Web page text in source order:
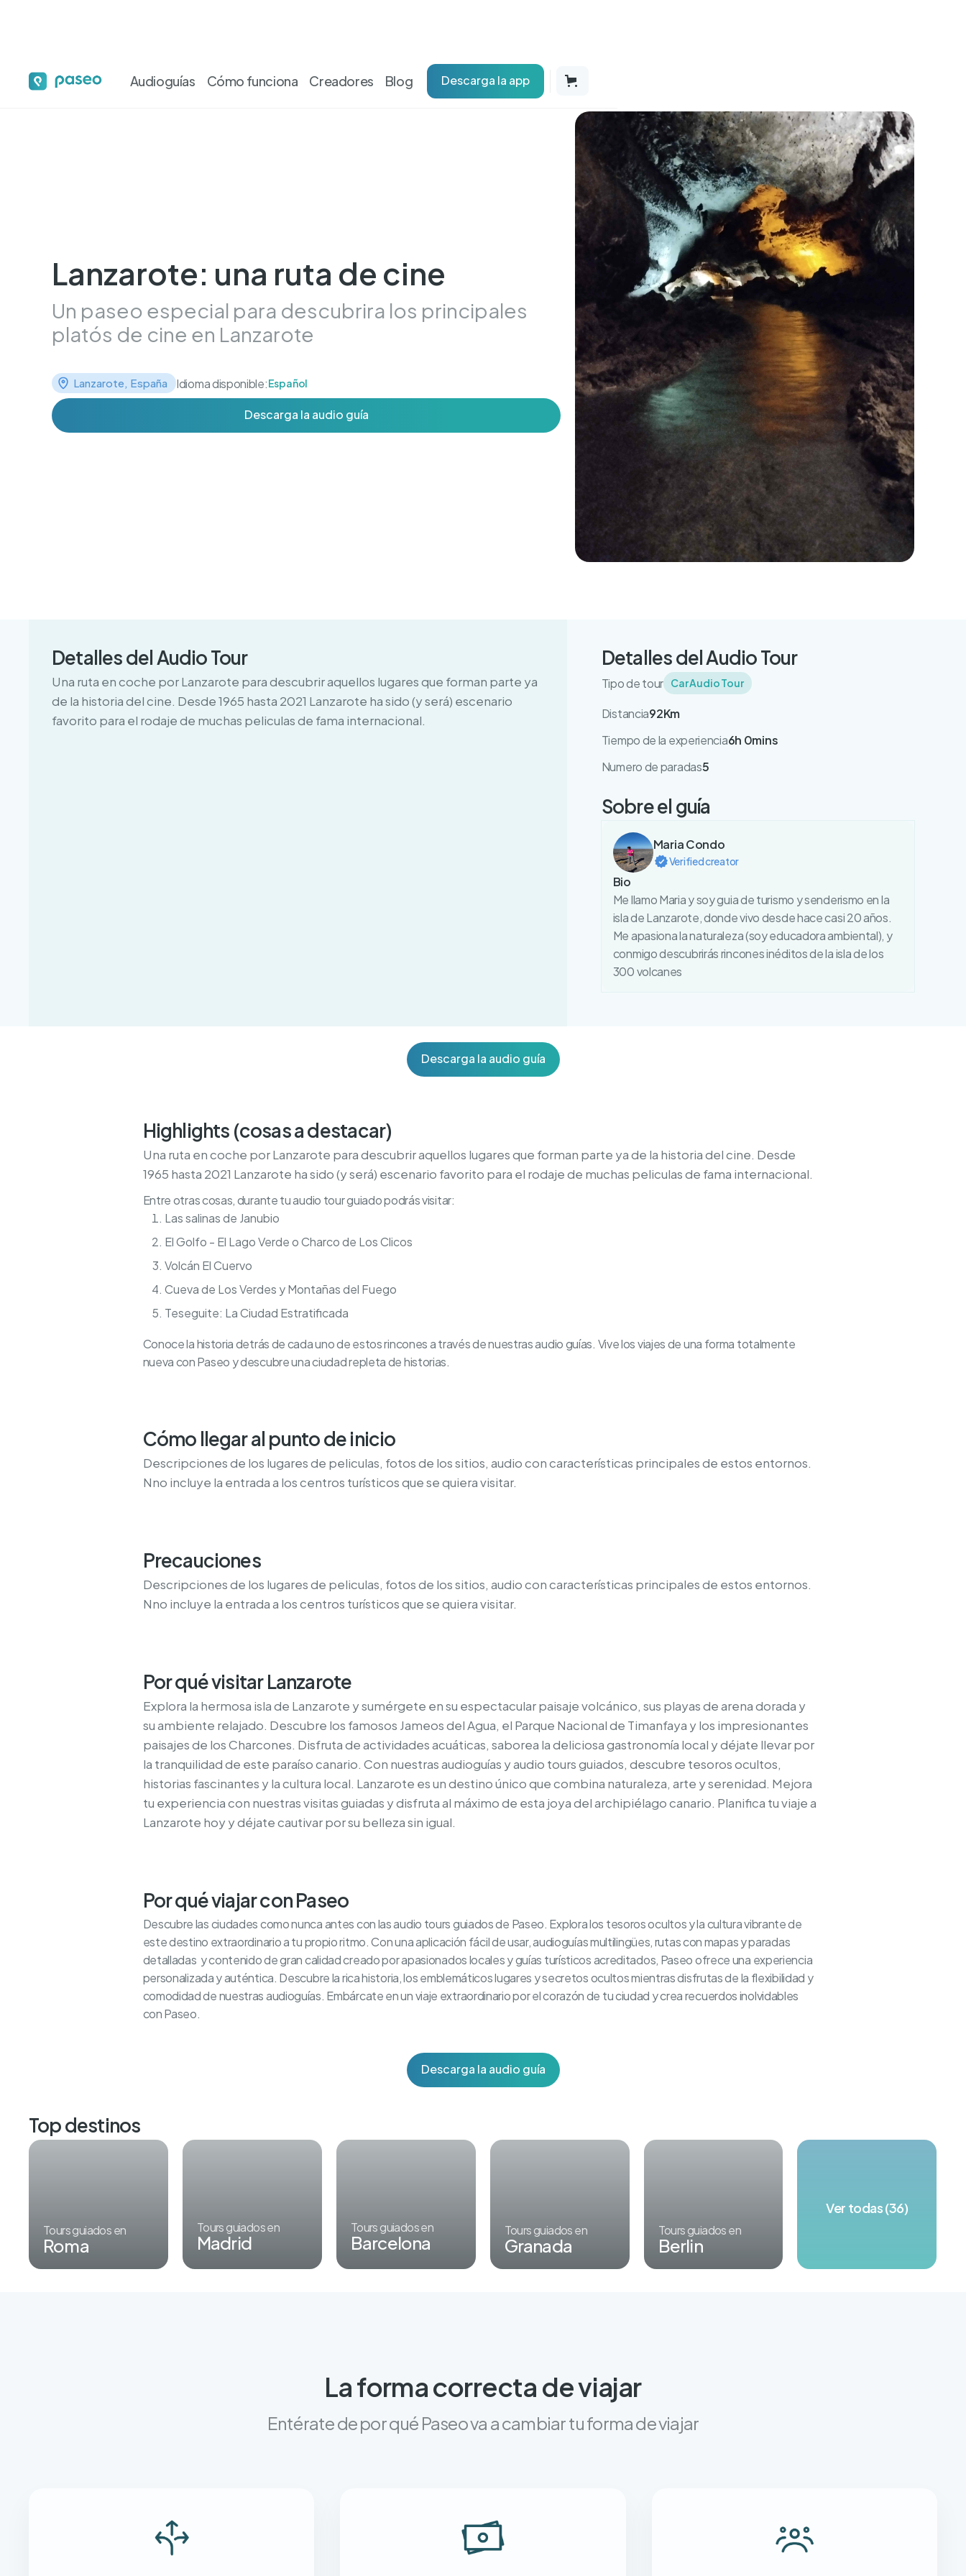
Audioguías Cómo funciona Creadores Blog Descarga la app
Lanzarote: una ruta de cine
Un paseo especial para descubrira los principales
platós de cine en Lanzarote
Lanzarote, España Idioma disponible:Español
Descarga la audio guía
Detalles del Audio Tour
Una ruta en coche por Lanzarote para descubrir aquellos lugares que forman parte ya
de la historia del cine. Desde 1965 hasta 2021 Lanzarote ha sido (y será) escenario
favorito para el rodaje de muchas peliculas de fama internacional.
Detalles del Audio Tour
Tipo de tour Car Audio Tour
Distancia92Km
Tiempo de la experiencia6h 0mins
Numero de paradas5
Sobre el guía
Maria Condo
Verified creator
Bio
Me llamo Maria y soy guia de turismo y senderismo en la
isla de Lanzarote, donde vivo desde hace casi 20 años.
Me apasiona la naturaleza (soy educadora ambiental), y
conmigo descubrirás rincones inéditos de la isla de los
300 volcanes
Descarga la audio guía
Highlights (cosas a destacar)
Una ruta en coche por Lanzarote para descubrir aquellos lugares que forman parte ya de la historia del cine. Desde
1965 hasta 2021 Lanzarote ha sido (y será) escenario favorito para el rodaje de muchas peliculas de fama internacional.
Entre otras cosas, durante tu audio tour guiado podrás visitar:
Las salinas de Janubio
El Golfo - El Lago Verde o Charco de Los Clicos
Volcán El Cuervo
Cueva de Los Verdes y Montañas del Fuego
Teseguite: La Ciudad Estratificada
Conoce la historia detrás de cada uno de estos rincones a través de nuestras audio guías. Vive los viajes de una forma totalmente
nueva con Paseo y descubre una ciudad repleta de historias.
Cómo llegar al punto de inicio
Descripciones de los lugares de peliculas, fotos de los sitios, audio con características principales de estos entornos.
Nno incluye la entrada a los centros turísticos que se quiera visitar.
Precauciones
Descripciones de los lugares de peliculas, fotos de los sitios, audio con características principales de estos entornos.
Nno incluye la entrada a los centros turísticos que se quiera visitar.
Por qué visitar Lanzarote
Explora la hermosa isla de Lanzarote y sumérgete en su espectacular paisaje volcánico, sus playas de arena dorada y
su ambiente relajado. Descubre los famosos Jameos del Agua, el Parque Nacional de Timanfaya y los impresionantes
paisajes de los Charcones. Disfruta de actividades acuáticas, saborea la deliciosa gastronomía local y déjate llevar por
la tranquilidad de este paraíso canario. Con nuestras audioguías y audio tours guiados, descubre tesoros ocultos,
historias fascinantes y la cultura local. Lanzarote es un destino único que combina naturaleza, arte y serenidad. Mejora
tu experiencia con nuestras visitas guiadas y disfruta al máximo de esta joya del archipiélago canario. Planifica tu viaje a
Lanzarote hoy y déjate cautivar por su belleza sin igual.
Por qué viajar con Paseo
Descubre las ciudades como nunca antes con las audio tours guiados de Paseo. Explora los tesoros ocultos y la cultura vibrante de
este destino extraordinario a tu propio ritmo. Con una aplicación fácil de usar, audioguías multilingües, rutas con mapas y paradas
detalladas y contenido de gran calidad creado por apasionados locales y guías turísticos acreditados, Paseo ofrece una experiencia
personalizada y auténtica. Descubre la rica historia, los emblemáticos lugares y secretos ocultos mientras disfrutas de la flexibilidad y
comodidad de nuestras audioguías. Embárcate en un viaje extraordinario por el corazón de tu ciudad y crea recuerdos inolvidables
con Paseo.
Descarga la audio guía
Top destinos
Tours guiados en
Roma
Tours guiados en
Madrid
Tours guiados en
Barcelona
Tours guiados en
Granada
Tours guiados en
Berlin
Ver todas (36)
La forma correcta de viajar
Entérate de por qué Paseo va a cambiar tu forma de viajar